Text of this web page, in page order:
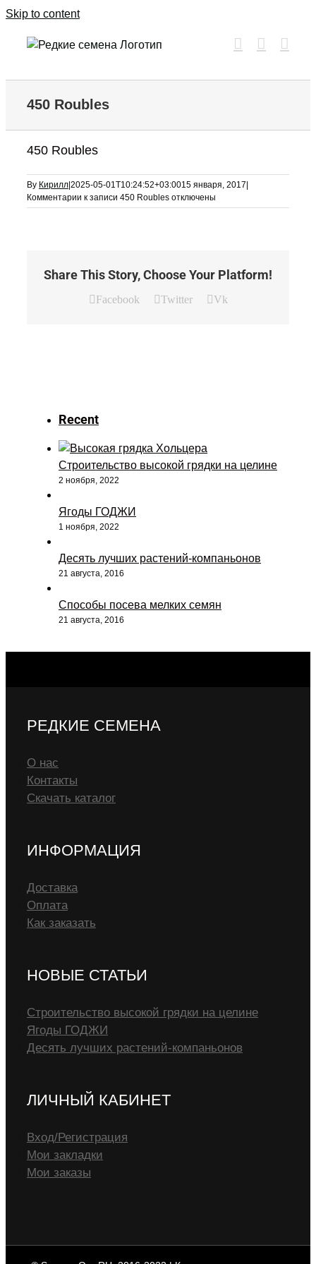
Skip to content
450 Roubles
450 Roubles
By Кирилл 2025-05-01T10:24:52+03:0015 января, 2017
Комментарии к записи 450 Roubles отключены
Share This Story, Choose Your Platform!
Facebook Twitter Vk
Recent
Строительство высокой грядки на целине
2 ноября, 2022
Ягоды ГОДЖИ
1 ноября, 2022
Десять лучших растений-компаньонов
21 августа, 2016
Способы посева мелких семян
21 августа, 2016
РЕДКИЕ СЕМЕНА
О нас
Контакты
Скачать каталог
ИНФОРМАЦИЯ
Доставка
Оплата
Как заказать
НОВЫЕ СТАТЬИ
Строительство высокой грядки на целине
Ягоды ГОДЖИ
Десять лучших растений-компаньонов
ЛИЧНЫЙ КАБИНЕТ
Вход/Регистрация
Мои закладки
Мои заказы